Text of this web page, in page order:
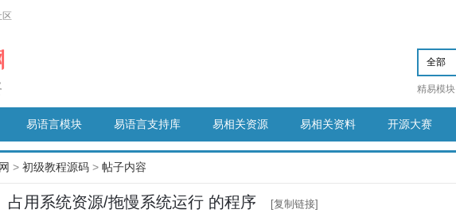
区
精易模块
易语言模块 易语言支持库 易相关资源 易相关资料 开源大赛
> 初级教程源码 > 帖子内容
占用系统资源/拖慢系统运行 的程序
[复制链接]